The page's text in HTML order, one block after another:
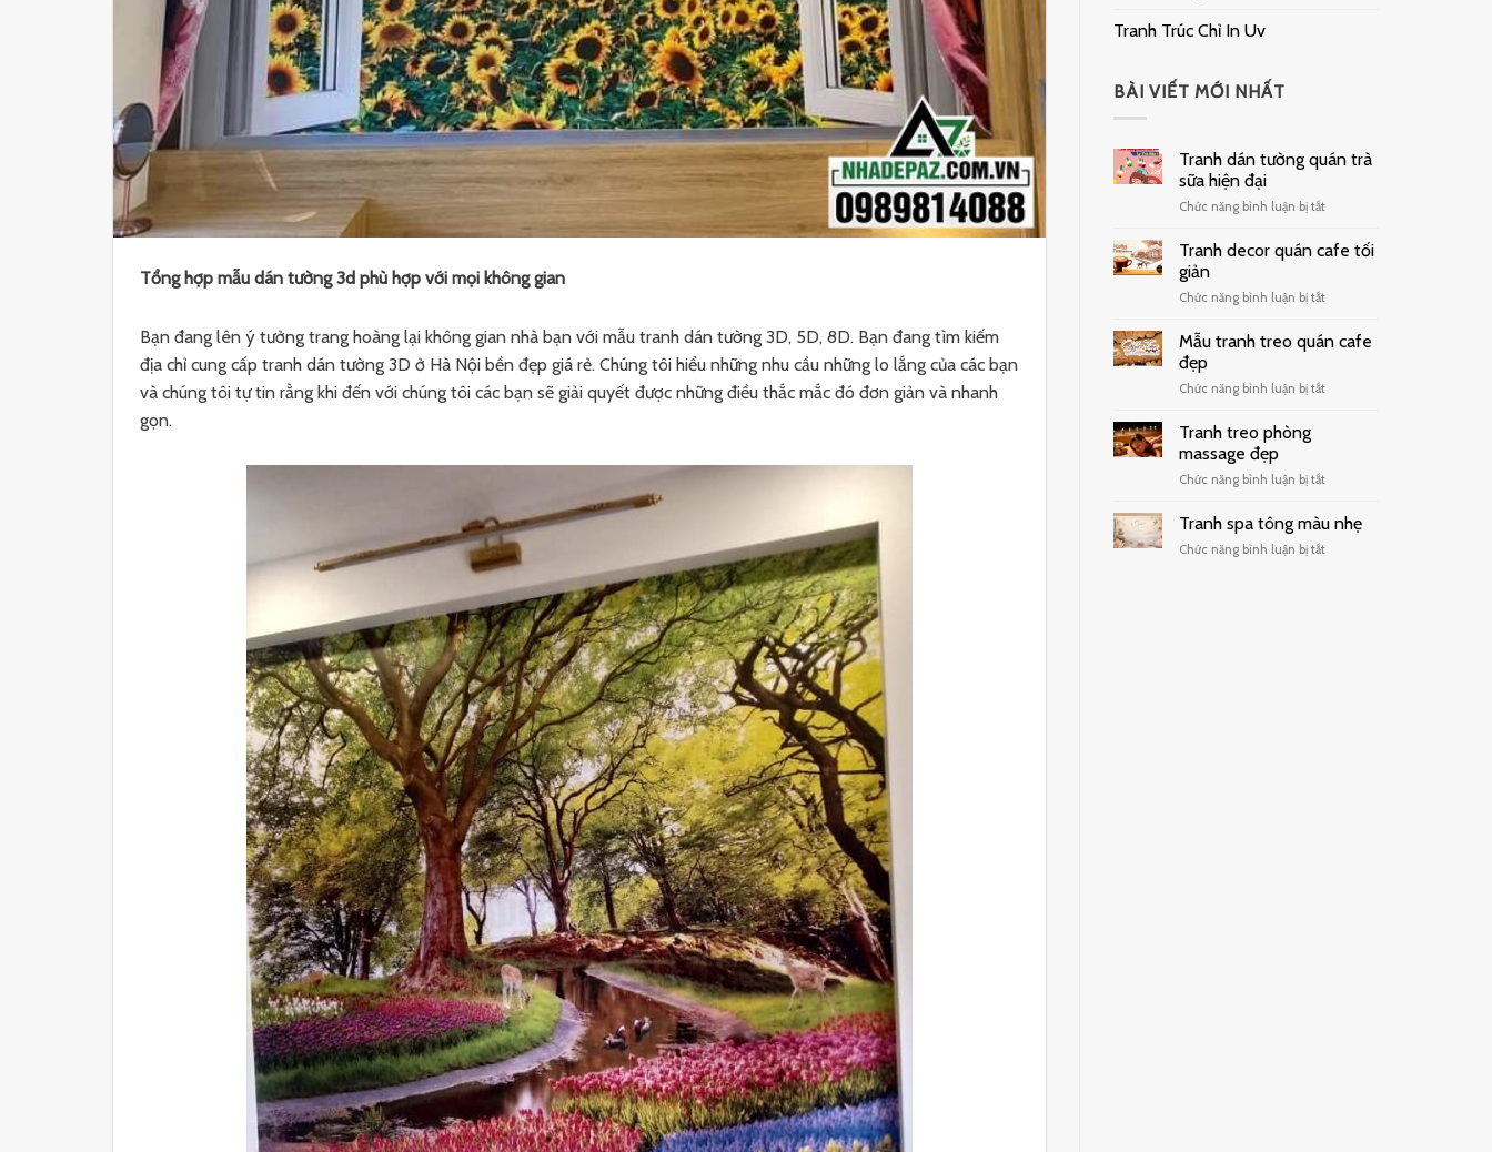
Tổng hợp mẫu dán tường 3d phù hợp với mọi không gian
Bạn đang lên ý tưởng trang hoàng lại không gian nhà bạn với mẫu tranh dán tường 3D, 5D, 8D. Bạn đang tìm kiếm
địa chỉ cung cấp tranh dán tường 3D ở Hà Nội bền đẹp giá rẻ. Chúng tôi hiểu những nhu cầu những lo lắng của các bạn
và chúng tôi tự tin rằng khi đến với chúng tôi các bạn sẽ giải quyết được những điều thắc mắc đó đơn giản và nhanh
gọn.
Tranh Trúc Chỉ In Uv
BÀI VIẾT MỚI NHẤT
Tranh dán tường quán trà
sữa hiện đại
Chức năng bình luận bị tắtở
dán
trà
hiện
Tranh decor quán cafe tối
giản
Chức năng bình luận bị tắtở
decor
tối
Mẫu tranh treo quán cafe
đẹp
Chức năng bình luận bị tắtở
cafe
Tranh treo phòng
massage đẹp
Chức năng bình luận bị tắtở
treo
phòng
massage
Tranh spa tông màu nhẹ
Chức năng bình luận bị tắtở